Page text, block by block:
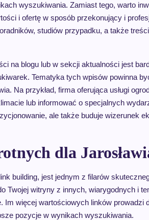
wyszukiwania. Zamiast tego, warto
i ofertę w sposób przekonujący i
studiów przypadku, a także
na blogu lub w sekcji aktualności jest
Tematyka tych wpisów powinna
Na przykład, firma oferująca usługi
lub informować o specjalnych
ale także buduje wizerunek
dla
building, jest jednym z filarów
Twojej witryny z innych, wiarygodnych i
Im więcej wartościowych linków prowadzi
pozycje w wynikach wyszukiwania.